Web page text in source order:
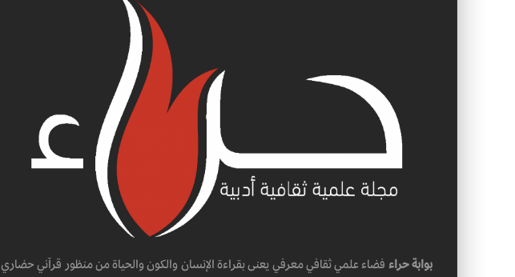
بوابة حراء فضاء علمي ثقافي معرفي يعنى بقراءة الإنسان والكون والحياة من منظور قرآني حضاري